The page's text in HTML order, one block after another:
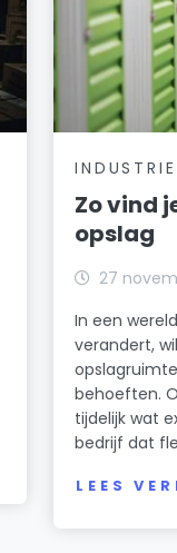
INDUSTRIE
Zo vind
opslag
27
In een
verandert,
behoeften.
tijdelijk wat
bedrijf dat
LEES